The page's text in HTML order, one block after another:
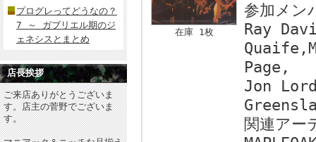
プログレってどうなの？
7 ～ ガブリエル期のジ
ェネシスとまとめ
店長挨拶
ご来店ありがとうございま
す。店主の菅野でございま
す。
在庫 1枚
参加メン
Ray
Page,
Jon
関連アー